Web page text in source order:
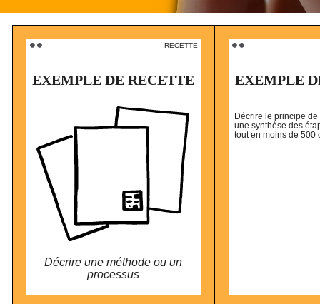
⚫️ ⚫️ RECETTE
EXEMPLE DE RECETTE
Décrire une méthode ou un
processus
⚫️ ⚫️
EXEMPLE
Décrire le principe
une synthèse des
tout en moins de 500